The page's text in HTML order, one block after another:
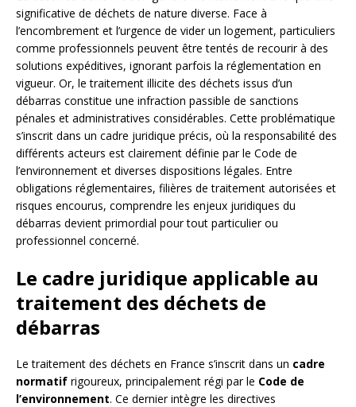
significative de déchets de nature diverse. Face à
l’encombrement et l’urgence de vider un logement, particuliers
comme professionnels peuvent être tentés de recourir à des
solutions expéditives, ignorant parfois la réglementation en
vigueur. Or, le traitement illicite des déchets issus d’un
débarras constitue une infraction passible de sanctions
pénales et administratives considérables. Cette problématique
s’inscrit dans un cadre juridique précis, où la responsabilité des
différents acteurs est clairement définie par le Code de
l’environnement et diverses dispositions légales. Entre
obligations réglementaires, filières de traitement autorisées et
risques encourus, comprendre les enjeux juridiques du
débarras devient primordial pour tout particulier ou
professionnel concerné.
Le cadre juridique applicable au
traitement des déchets de
débarras
Le traitement des déchets en France s’inscrit dans un cadre
normatif rigoureux, principalement régi par le Code de
l’environnement. Ce dernier intègre les directives